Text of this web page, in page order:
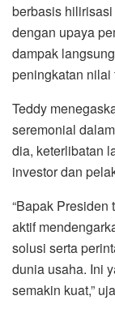
berbasis
dengan upaya
dampak
peningkatan nilai
Teddy
seremonial
dia, keterlibatan
investor dan
“Bapak
aktif
solusi serta
dunia usaha. Ini
semakin kuat,”